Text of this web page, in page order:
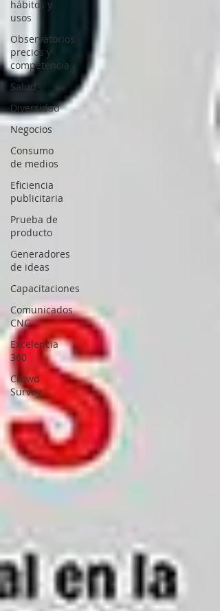
hábitos y
usos
Observatorios
precios y
competencia
Salud
Diversidad
Negocios
Consumo
de medios
Eficiencia
publicitaria
Prueba de
producto
Generadores
de ideas
Capacitaciones
Comunicados
CNC
Excelencia
360
Crowd
Survey